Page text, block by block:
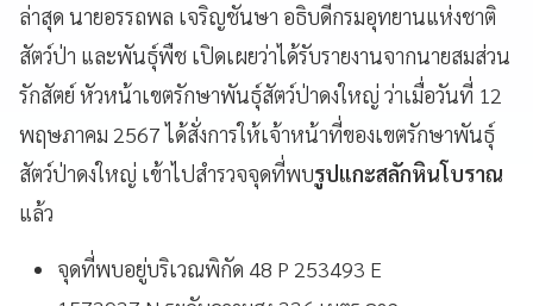
ล่าสุด นายอรรถพล เจริญชันษา อธิบดีกรมอุทยานแห่งชาติ
สัตว์ป่า และพันธุ์พืช เปิดเผยว่าได้รับรายงานจากนายสมส่วน
รักสัตย์ หัวหน้าเขตรักษาพันธุ์สัตว์ป่าดงใหญ่ ว่าเมื่อวันที่ 12
พฤษภาคม 2567 ได้สั่งการให้เจ้าหน้าที่ของเขตรักษาพันธุ์
สัตว์ป่าดงใหญ่ เข้าไปสำรวจจุดที่พบรูปแกะสลักหินโบราณ
แล้ว
จุดที่พบอยู่บริเวณพิกัด 48 P 253493 E